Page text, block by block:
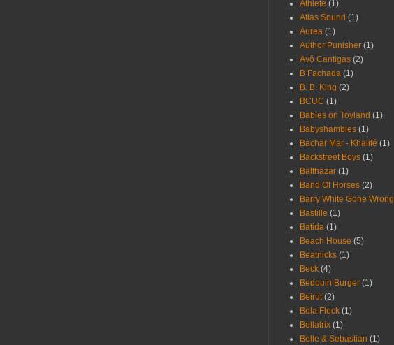
Athlete (1)
Atlas Sound (1)
Aurea (1)
Author Punisher (1)
Avô Cantigas (2)
B Fachada (1)
B. B. King (2)
BCUC (1)
Babies on Toyland (1)
Babyshambles (1)
Bachar Mar - Khalifé (1)
Backstreet Boys (1)
Balthazar (1)
Band Of Horses (2)
Barry White Gone Wrong
Bastille (1)
Batida (1)
Beach House (5)
Beatnicks (1)
Beck (4)
Bedouin Burger (1)
Beirut (2)
Bela Fleck (1)
Bellatrix (1)
Belle & Sebastian (1)